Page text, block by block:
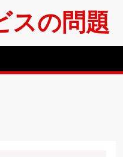
スの問題